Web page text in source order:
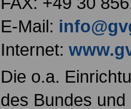
E-Mail:
Internet:
Die o.a.
des Bundes und